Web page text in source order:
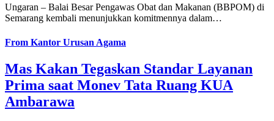
Ungaran – Balai Besar Pengawas Obat dan Makanan (BBPOM) di
Semarang kembali menunjukkan komitmennya dalam…
From Kantor Urusan Agama
Mas Kakan Tegaskan Standar Layanan
Prima saat Monev Tata Ruang KUA
Ambarawa